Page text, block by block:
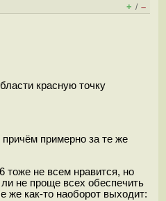
+ / –
красную точку
примерно за те же
тоже не всем нравится, но
не проще всех обеспечить
же как-то наоборот выходит: